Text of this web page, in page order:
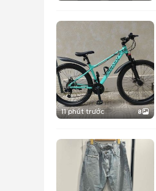
11 phút trước 8